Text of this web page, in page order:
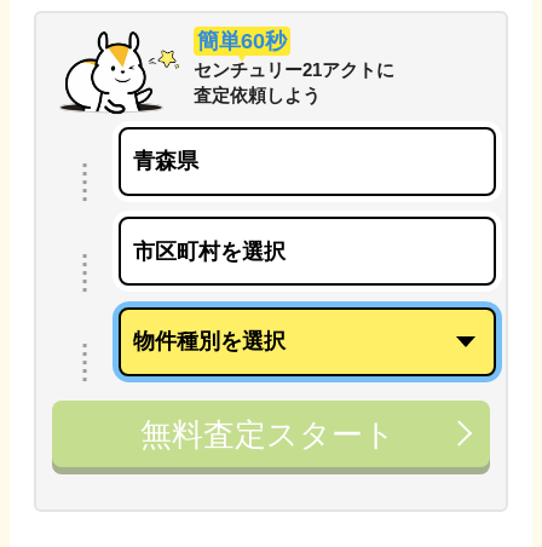
簡単60秒
センチュリー21アクト に
査定依頼しよう
無料査定スタート